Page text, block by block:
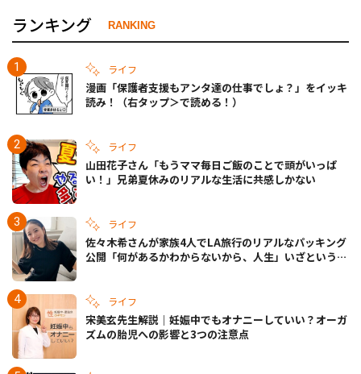
ランキング RANKING
ライフ
漫画「保護者支援もアンタ達の仕事でしょ？」をイッキ
読み！（右タップ＞で読める！）
ライフ
山田花子さん「もうママ毎日ご飯のことで頭がいっぱ
い！」兄弟夏休みのリアルな生活に共感しかない
ライフ
佐々木希さんが家族4人でLA旅行のリアルなパッキング
公開「何があるかわからないから、人生」いざというと
ライフ
宋美玄先生解説｜妊娠中でもオナニーしていい？オーガ
ズムの胎児への影響と3つの注意点